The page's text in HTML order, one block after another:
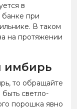
в
банке при
В таком
на протяжении
имбирь
то обращайте
светло-
порошка явно